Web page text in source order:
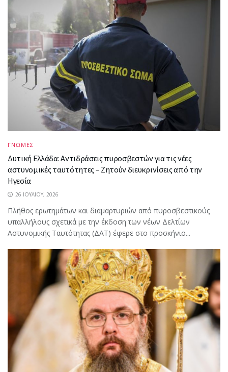
ΓΝΩΜΕΣ
Δυτική Ελλάδα: Αντιδράσεις πυροσβεστών για τις νέες
αστυνομικές ταυτότητες – Ζητούν διευκρινίσεις από την
Ηγεσία
26 ΙΟΥΛΊΟΥ, 2026
Πλήθος ερωτημάτων και διαμαρτυριών από πυροσβεστικούς
υπαλλήλους σχετικά με την έκδοση των νέων Δελτίων
Αστυνομικής Ταυτότητας (ΔΑΤ) έφερε στο προσκήνιο...